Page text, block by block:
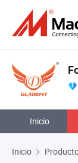
Inicio
Inicio